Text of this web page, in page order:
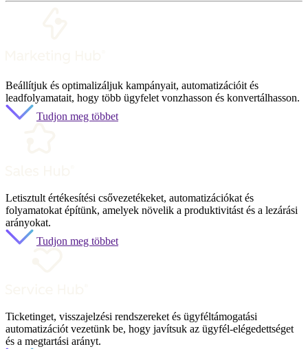
Beállítjuk és optimalizáljuk kampányait, automatizációit és
leadfolyamatait, hogy több ügyfelet vonzhasson és konvertálhasson.
Tudjon meg többet
Letisztult értékesítési csővezetékeket, automatizációkat és
folyamatokat építünk, amelyek növelik a produktivitást és a lezárási
arányokat.
Tudjon meg többet
Ticketinget, visszajelzési rendszereket és ügyféltámogatási
automatizációt vezetünk be, hogy javítsuk az ügyfél-elégedettséget
és a megtartási arányt.